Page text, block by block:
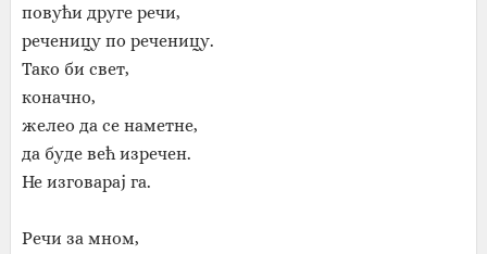
повући друге речи,
реченицу по реченицу.
Тако би свет,
коначно,
желео да се наметне,
да буде већ изречен.
Не изговарај га.
Речи за мном,